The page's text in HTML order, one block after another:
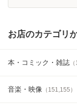
お店のカテゴリ
本・コミック・雑誌 （
音楽・映像 （ 151,155 ）